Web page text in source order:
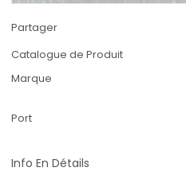
Partager
Catalogue de Produit
Marque
Port
Info En Détails